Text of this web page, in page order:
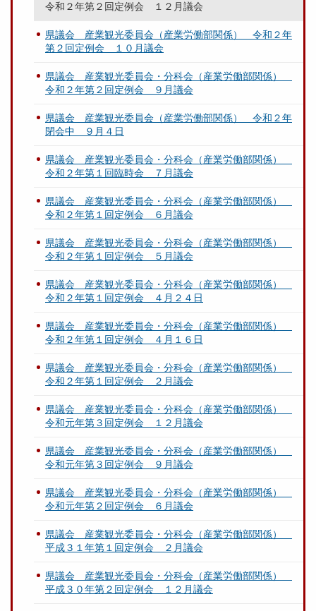
令和２年第２回定例会 １２月議会
県議会 産業観光委員会（産業労働部関係） 令和２年
第２回定例会 １０月議会
県議会 産業観光委員会・分科会（産業労働部関係）
令和２年第２回定例会 ９月議会
県議会 産業観光委員会（産業労働部関係） 令和２年
閉会中 ９月４日
県議会 産業観光委員会・分科会（産業労働部関係）
令和２年第１回臨時会 ７月議会
県議会 産業観光委員会・分科会（産業労働部関係）
令和２年第１回定例会 ６月議会
県議会 産業観光委員会・分科会（産業労働部関係）
令和２年第１回定例会 ５月議会
県議会 産業観光委員会・分科会（産業労働部関係）
令和２年第１回定例会 ４月２４日
県議会 産業観光委員会・分科会（産業労働部関係）
令和２年第１回定例会 ４月１６日
県議会 産業観光委員会・分科会（産業労働部関係）
令和２年第１回定例会 ２月議会
県議会 産業観光委員会・分科会（産業労働部関係）
令和元年第３回定例会 １２月議会
県議会 産業観光委員会・分科会（産業労働部関係）
令和元年第３回定例会 ９月議会
県議会 産業観光委員会・分科会（産業労働部関係）
令和元年第２回定例会 ６月議会
県議会 産業観光委員会・分科会（産業労働部関係）
平成３１年第１回定例会 ２月議会
県議会 産業観光委員会・分科会（産業労働部関係）
平成３０年第２回定例会 １２月議会